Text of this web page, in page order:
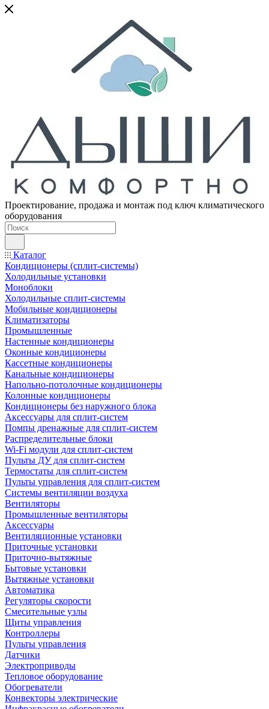
Проектирование, продажа и монтаж под ключ климатического
оборудования
Каталог
Кондиционеры (сплит-системы)
Холодильные установки
Моноблоки
Холодильные сплит-системы
Мобильные кондиционеры
Климатизаторы
Промышленные
Настенные кондиционеры
Оконные кондиционеры
Кассетные кондиционеры
Канальные кондиционеры
Напольно-потолочные кондиционеры
Колонные кондиционеры
Кондиционеры без наружного блока
Аксессуары для сплит-систем
Помпы дренажные для сплит-систем
Распределительные блоки
Wi-Fi модули для сплит-систем
Пульты ДУ для сплит-систем
Термостаты для сплит-систем
Пульты управления для сплит-систем
Системы вентиляции воздуха
Вентиляторы
Промышленные вентиляторы
Аксессуары
Вентиляционные установки
Приточные установки
Приточно-вытяжные
Бытовые установки
Вытяжные установки
Автоматика
Регуляторы скорости
Смесительные узлы
Щиты управления
Контроллеры
Пульты управления
Датчики
Электроприводы
Тепловое оборудование
Обогреватели
Конвекторы электрические